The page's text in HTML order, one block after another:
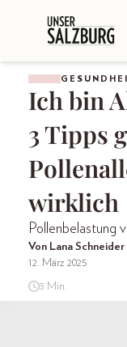
Ich bin
3 Tipps
wirklich
Pollenbelastung
Von Lana Schneider
12. März 2025
3 Min.